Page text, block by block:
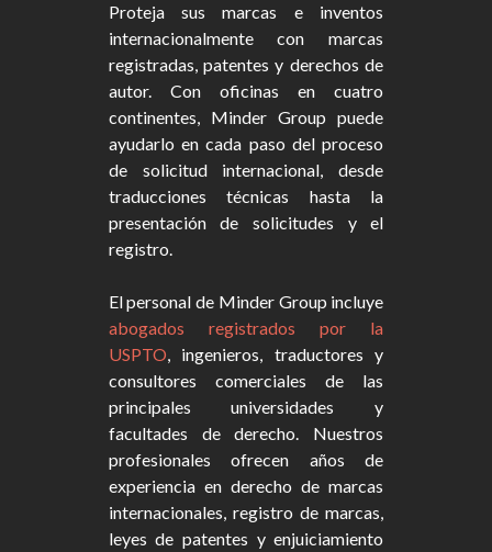
Proteja sus marcas e inventos
internacionalmente con marcas
registradas, patentes y derechos de
autor. Con oficinas en cuatro
continentes, Minder Group puede
ayudarlo en cada paso del proceso
de solicitud internacional, desde
traducciones técnicas hasta la
presentación de solicitudes y el
registro.
El personal de Minder Group incluye
abogados registrados por la
USPTO, ingenieros, traductores y
consultores comerciales de las
principales universidades y
facultades de derecho. Nuestros
profesionales ofrecen años de
experiencia en derecho de marcas
internacionales, registro de marcas,
leyes de patentes y enjuiciamiento